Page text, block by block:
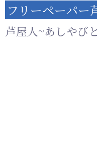
フリーペーパー
芦屋人~あしやび